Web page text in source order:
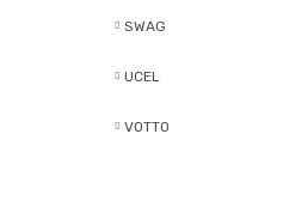
SWAG
UCEL
VOTTO